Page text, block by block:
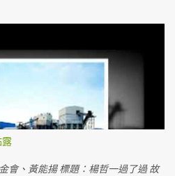
露
會、黃能揚 標題：楊哲一過了過 故